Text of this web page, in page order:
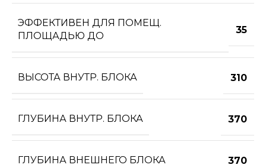
ЭФФЕКТИВЕН ДЛЯ ПОМЕЩ.
ПЛОЩАДЬЮ ДО
35
ВЫСОТА ВНУТР. БЛОКА 310
ГЛУБИНА ВНУТР. БЛОКА 370
ГЛУБИНА ВНЕШНЕГО БЛОКА 370